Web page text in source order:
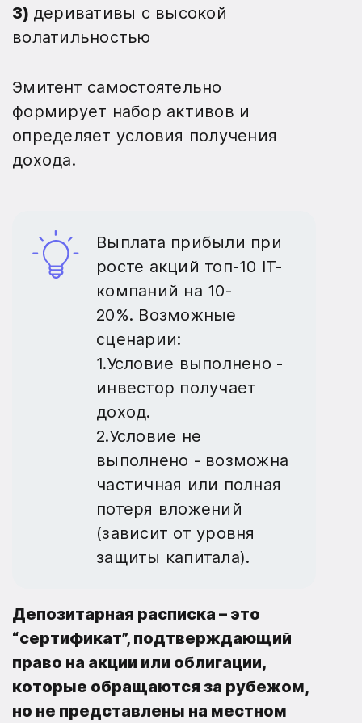
3) деривативы с высокой
волатильностью
Эмитент самостоятельно
формирует набор активов и
определяет условия получения
дохода.
Выплата прибыли при
росте акций топ-10 IT-
компаний на 10-
20%. Возможные
сценарии:
1.Условие выполнено -
инвестор получает
доход.
2.Условие не
выполнено - возможна
частичная или полная
потеря вложений
(зависит от уровня
защиты капитала).
Депозитарная расписка – это
“сертификат”, подтверждающий
право на акции или облигации,
которые обращаются за рубежом,
но не представлены на местном